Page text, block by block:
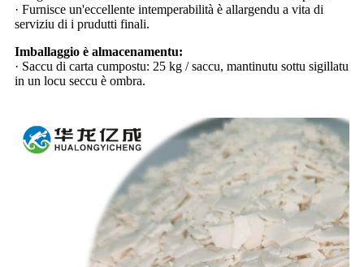
· Furnisce un'eccellente intemperabilità è allargendu a vita di
serviziu di i prudutti finali.
Imballaggio è almacenamentu:
· Saccu di carta cumpostu: 25 kg / saccu, mantinutu sottu sigillatu
in un locu seccu è ombra.